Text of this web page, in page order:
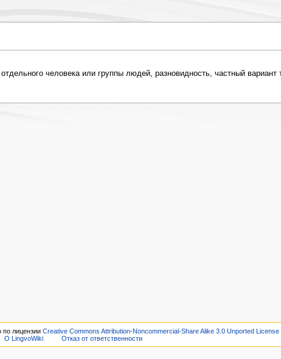
человека или группы людей, разновидность, частный вариант
по лицензии Creative Commons Attribution-Noncommercial-Share Alike 3.0 Unported License
О LingvoWiki Отказ от ответственности